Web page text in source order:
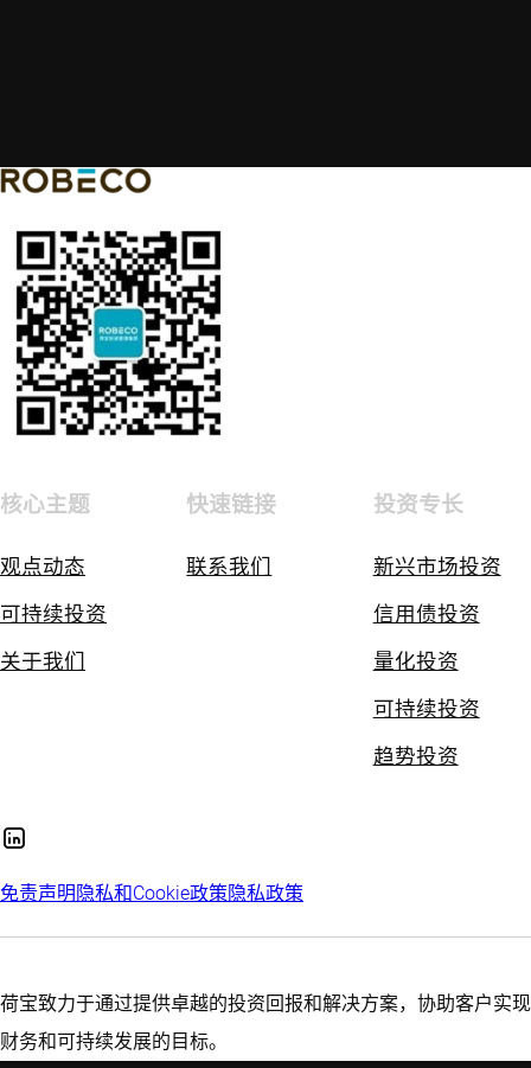
核心主题
观点动态
可持续投资
关于我们
快速链接
联系我们
投资专长
新兴市场投资
信用债投资
量化投资
可持续投资
趋势投资
免责声明 隐私和Cookie政策 隐私政策
荷宝致力于通过提供卓越的投资回报和解决方案，协助客户实现
财务和可持续发展的目标。